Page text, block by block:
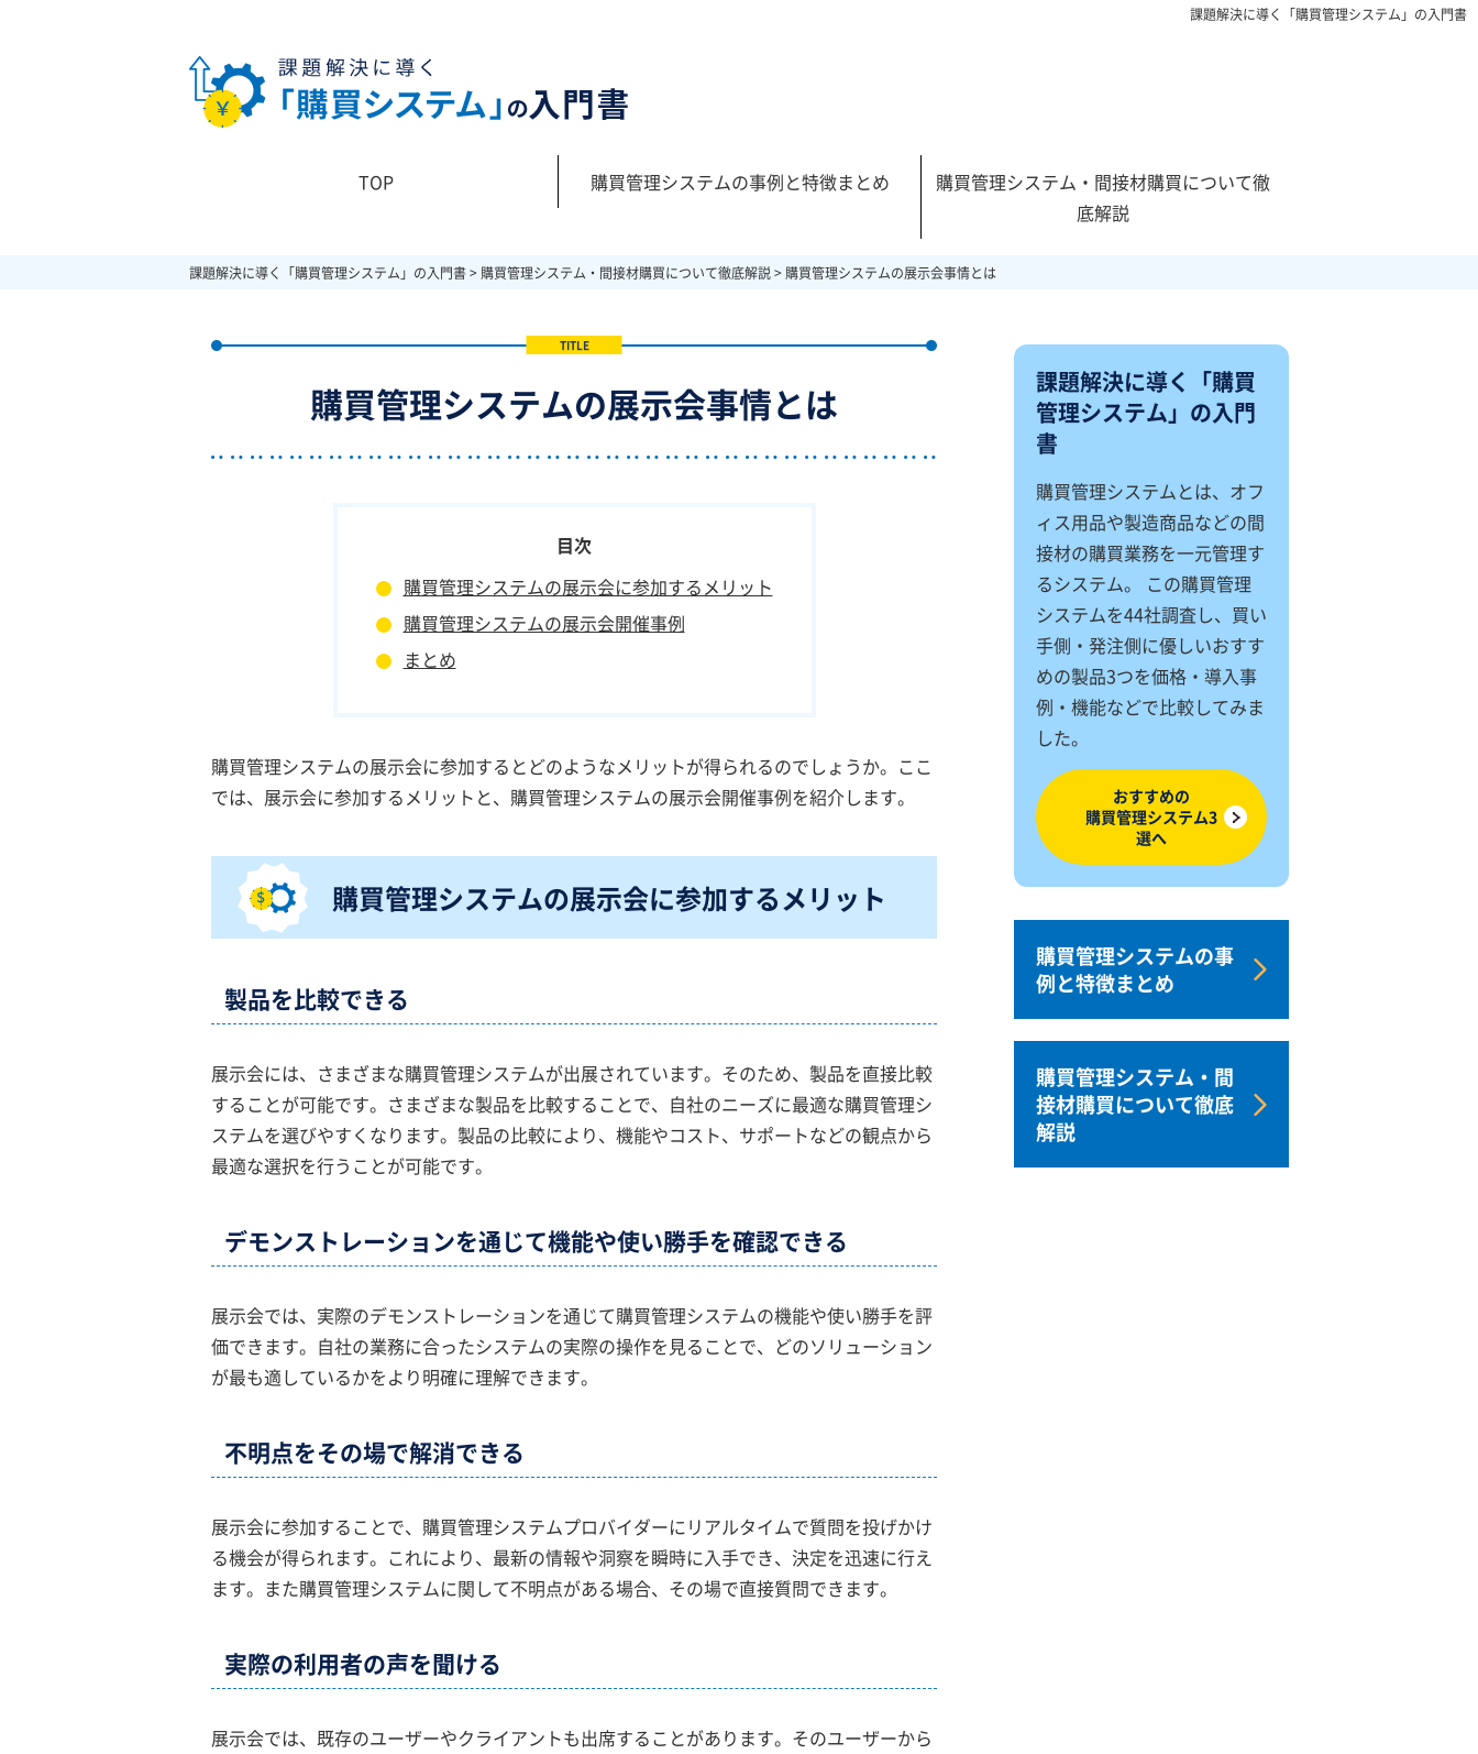
課題解決に導く「購買管理システム」の入門書
TOP 購買管理システムの事例と特徴まとめ
購買管理システム・間接材購買について徹
底解説
課題解決に導く「購買管理システム」の入門書> 購買管理システム・間接材購買について徹底解説> 購買管理システムの展示会事情とは
購買管理システムの展示会事情とは
購買管理システムの展示会に参加するメリット
購買管理システムの展示会開催事例
まとめ
購買管理システムの展示会に参加するとどのようなメリットが得られるのでしょうか。ここ
では、展示会に参加するメリットと、購買管理システムの展示会開催事例を紹介します。
購買管理システムの展示会に参加するメリット
製品を比較できる
展示会には、さまざまな購買管理システムが出展されています。そのため、製品を直接比較
することが可能です。さまざまな製品を比較することで、自社のニーズに最適な購買管理シ
ステムを選びやすくなります。製品の比較により、機能やコスト、サポートなどの観点から
最適な選択を行うことが可能です。
デモンストレーションを通じて機能や使い勝手を確認できる
展示会では、実際のデモンストレーションを通じて購買管理システムの機能や使い勝手を評
価できます。自社の業務に合ったシステムの実際の操作を見ることで、どのソリューション
が最も適しているかをより明確に理解できます。
不明点をその場で解消できる
展示会に参加することで、購買管理システムプロバイダーにリアルタイムで質問を投げかけ
る機会が得られます。これにより、最新の情報や洞察を瞬時に入手でき、決定を迅速に行え
ます。また購買管理システムに関して不明点がある場合、その場で直接質問できます。
実際の利用者の声を聞ける
展示会では、既存のユーザーやクライアントも出席することがあります。そのユーザーから
課題解決に導く「購買
管理システム」の入門
書
購買管理システムとは、オフ
ィス用品や製造商品などの間
接材の購買業務を一元管理す
るシステム。 この購買管理
システムを44社調査し、買い
手側・発注側に優しいおすす
めの製品3つを価格・導入事
例・機能などで比較してみま
した。
おすすめの
購買管理システム3
選へ
購買管理システムの事
例と特徴まとめ
購買管理システム・間
接材購買について徹底
解説